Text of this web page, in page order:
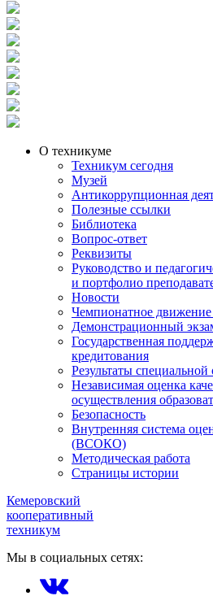
О техникуме
Техникум сегодня
Музей
Антикоррупционная
Полезные ссылки
Библиотека
Вопрос-ответ
Реквизиты
Руководство и
и портфолио
Новости
Чемпионатное
Демонстрационный
Государственная
кредитования
Результаты
Независимая оценка
осуществления
Безопасность
Внутренняя система
(ВСОКО)
Методическая работа
Страницы истории
Кемеровский
кооперативный
техникум
Мы в социальных сетях: